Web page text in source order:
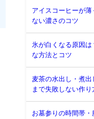
アイスコーヒーが
ない濃さのコツ
氷が白くなる原因
な方法とコツ
麦茶の水出し・煮
まで失敗しない作り
お墓参りの時間帯